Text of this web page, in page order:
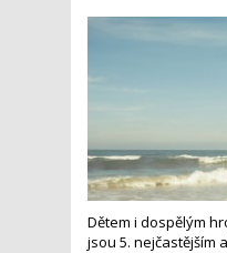
Dětem i dospělým
jsou 5. nejčastějším